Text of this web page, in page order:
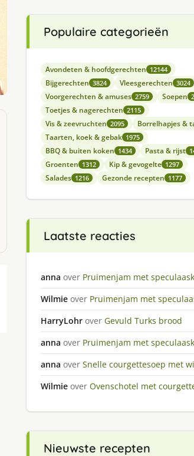
Populaire categorieën
Avondeten & hoofdgerechten 12144
Bijgerechten 3824 Vleesgerechten 3024
Voorgerechten & amuses 2759 Soepen
Toetjes & nagerechten 2115
Vis & zeevruchten 2095 Borrelhapjes &
Taarten, koek & gebak 1975
BBQ & buiten koken 1434 Pasta & rijst
Groenten 1312 Kip & gevogelte 1297
Salades 1216 Gezonde recepten 1177
Laatste reacties
anna over Pruimenjam met
Wilmie over Pruimenjam met
HarryLohr over Gevuld Turks brood
anna over Pruimenjam met
anna over Snelle courgettesoep met
Wilmie over Ovenschotel met
Nieuwste recepten